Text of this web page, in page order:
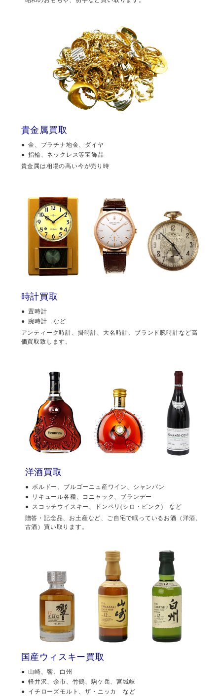
貴金属買取
金、プラチナ地金、ダイヤ
指輪、ネックレス等宝飾品
貴金属は相場の高い今が売り時
時計買取
置時計
腕時計 など
アンティーク時計、掛時計、大名時計、ブランド腕時計など高
価買取致します。
洋酒買取
ボルドー、ブルゴーニュ産ワイン、シャンパン
リキュール各種、コニャック、ブランデー
スコッチウイスキー、ドンペリ(シロ・ピンク) など
贈答・記念品、お土産など、ご自宅で眠っているお酒（洋酒、
古酒）買い取ります。
国産ウィスキー買取
山崎、響、白州
軽井沢、余市、竹鶴、駒ケ岳、宮城峡
イチローズモルト、ザ・ニッカ など